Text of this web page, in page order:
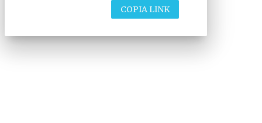
COPIA LINK